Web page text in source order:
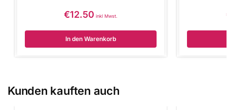
€12.50 inkl Mwst.
In den Warenkorb
Kunden kauften auch